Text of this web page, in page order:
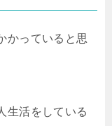
かっていると思
生活をしている